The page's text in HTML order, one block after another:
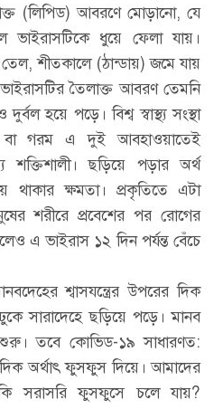
(লিপিড) আবরণে মোড়ানো, যে
ভাইরাসটিকে ধুয়ে ফেলা যায়।
শীতকালে (ঠান্ডায়) জমে যায়
তৈলাক্ত আবরণ তেমনি
হয়ে পড়ে। বিশ্ব স্বাস্থ্য সংস্থা
গরম এ দুই আবহাওয়াতেই
শক্তিশালী। ছড়িয়ে পড়ার অর্থ
থাকার ক্ষমতা। প্রকৃতিতে এটা
শরীরে প্রবেশের পর রোগের
এ ভাইরাস ১২ দিন পর্যন্ত বেঁচে
শ্বাসযন্ত্রের উপরের দিক
সারাদেহে ছড়িয়ে পড়ে। মানব
শুরু। তবে কোভিড-১৯ সাধারণত:
দিক অর্থাৎ ফুসফুস দিয়ে। আমাদের
কি সরাসরি ফুসফুসে চলে যায়?